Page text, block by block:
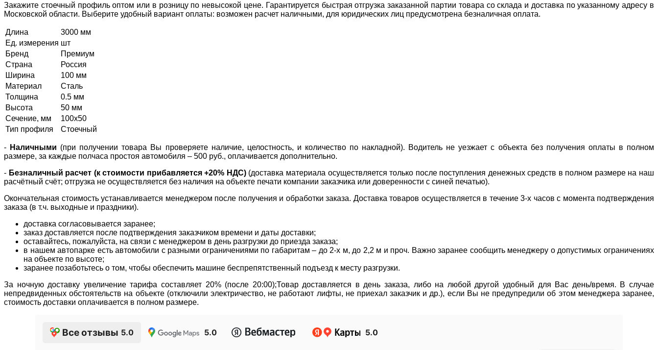
Закажите стоечный профиль оптом или в розницу по невысокой цене. Гарантируется быстрая отгрузка заказанной партии товара со склада и доставка по указанному адресу в
Московской области. Выберите удобный вариант оплаты: возможен расчет наличными, для юридических лиц предусмотрена безналичная оплата.
Длина
3000 мм
Ед. измерения шт
Бренд
Премиум
Страна
Россия
Ширина
100 мм
Материал
Сталь
Толщина
0.5 мм
Высота
50 мм
Сечение, мм
100х50
Тип профиля
Стоечный
- Наличными (при получении товара Вы проверяете наличие, целостность, и количество по накладной). Водитель не уезжает с объекта без получения оплаты в полном
размере, за каждые полчаса простоя автомобиля – 500 руб., оплачивается дополнительно.
- Безналичный расчет (к стоимости прибавляется +20% НДС) (доставка материала осуществляется только после поступления денежных средств в полном размере на наш
расчётный счёт; отгрузка не осуществляется без наличия на объекте печати компании заказчика или доверенности с синей печатью).
Окончательная стоимость устанавливается менеджером после получения и обработки заказа. Доставка товаров осуществляется в течение 3-х часов с момента подтверждения
заказа (в т.ч. выходные и праздники).
доставка согласовывается заранее;
заказ доставляется после подтверждения заказчиком времени и даты доставки;
оставайтесь, пожалуйста, на связи с менеджером в день разгрузки до приезда заказа;
в нашем автопарке есть автомобили с разными ограничениями по габаритам – до 2-х м, до 2,2 м и проч. Важно заранее сообщить менеджеру о допустимых ограничениях
на объекте по высоте;
заранее позаботьтесь о том, чтобы обеспечить машине беспрепятственный подъезд к месту разгрузки.
За ночную доставку увеличение тарифа составляет 20% (после 20:00);Товар доставляется в день заказа, либо на любой другой удобный для Вас день/время. В случае
непредвиденных обстоятельств на объекте (отключили электричество, не работают лифты, не приехал заказчик и др.), если Вы не предупредили об этом менеджера заранее,
стоимость доставки оплачивается в полном размере.
Все отзывы 5.0 5.0 5.0